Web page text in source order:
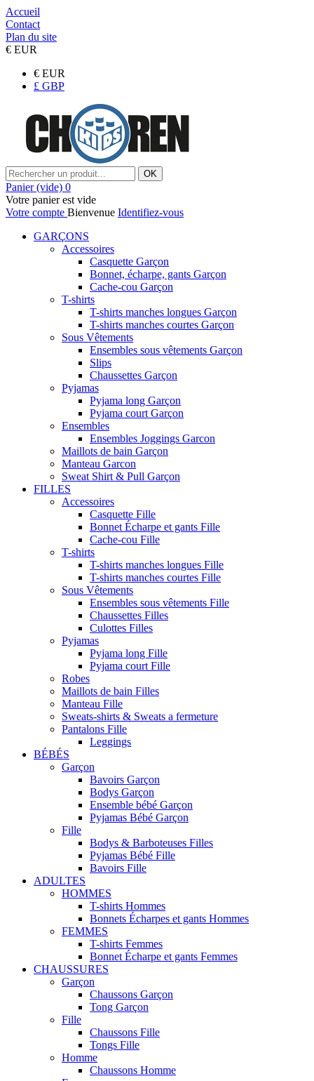
Accueil
Contact
Plan du site
€ EUR
€ EUR
£ GBP
OK
Panier (vide) 0
Votre panier est vide
Votre compte Bienvenue Identifiez-vous
GARÇONS
Accessoires
Casquette Garçon
Bonnet, écharpe, gants Garçon
Cache-cou Garçon
T-shirts
T-shirts manches longues Garçon
T-shirts manches courtes Garçon
Sous Vêtements
Ensembles sous vêtements Garçon
Slips
Chaussettes Garçon
Pyjamas
Pyjama long Garçon
Pyjama court Garçon
Ensembles
Ensembles Joggings Garcon
Maillots de bain Garçon
Manteau Garcon
Sweat Shirt & Pull Garçon
FILLES
Accessoires
Casquette Fille
Bonnet Écharpe et gants Fille
Cache-cou Fille
T-shirts
T-shirts manches longues Fille
T-shirts manches courtes Fille
Sous Vêtements
Ensembles sous vêtements Fille
Chaussettes Filles
Culottes Filles
Pyjamas
Pyjama long Fille
Pyjama court Fille
Robes
Maillots de bain Filles
Manteau Fille
Sweats-shirts & Sweats a fermeture
Pantalons Fille
Leggings
BÉBÉS
Garçon
Bavoirs Garçon
Bodys Garçon
Ensemble bébé Garçon
Pyjamas Bébé Garçon
Fille
Bodys & Barboteuses Filles
Pyjamas Bébé Fille
Bavoirs Fille
ADULTES
HOMMES
T-shirts Hommes
Bonnets Écharpes et gants Hommes
FEMMES
T-shirts Femmes
Bonnet Écharpe et gants Femmes
CHAUSSURES
Garçon
Chaussons Garçon
Tong Garçon
Fille
Chaussons Fille
Tongs Fille
Homme
Chaussons Homme